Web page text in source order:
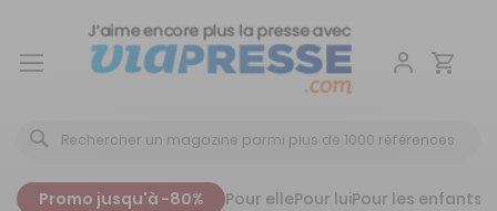
Aller
Promo jusqu'à -80% Pour ellePour luiPour les enfants